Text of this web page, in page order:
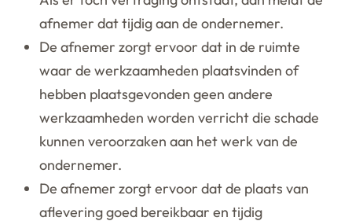
afnemer dat tijdig aan de ondernemer.
De afnemer zorgt ervoor dat in de ruimte
waar de werkzaamheden plaatsvinden of
hebben plaatsgevonden geen andere
werkzaamheden worden verricht die schade
kunnen veroorzaken aan het werk van de
ondernemer.
De afnemer zorgt ervoor dat de plaats van
aflevering goed bereikbaar en tijdig